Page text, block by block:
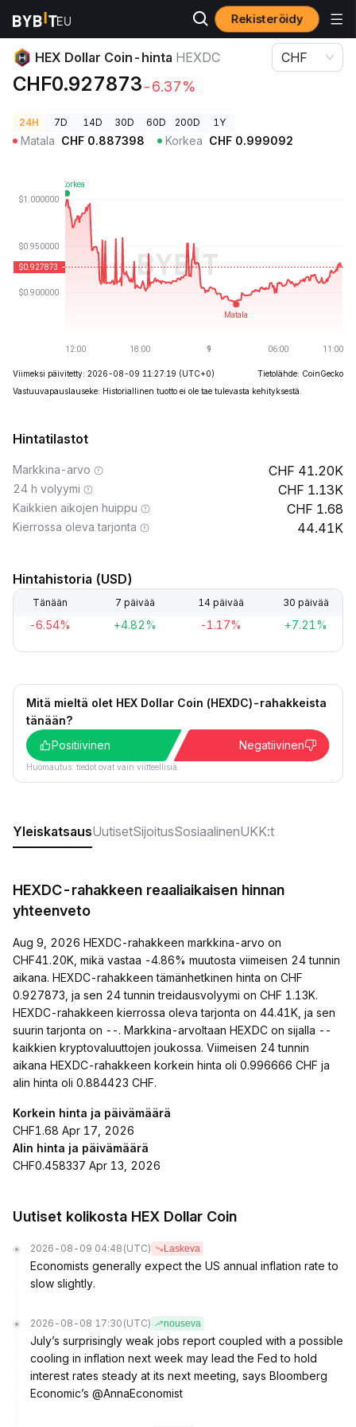
Rekisteröidy
Kryptohinnat HEX Dollar Coin-hinta HEXDC
HEX Dollar Coin-hinta HEXDC
CHF0.927873-6.37%
CHF
24H 7D 14D 30D 60D 200D 1Y
Matala CHF 0.887398 Korkea CHF 0.999092
Viimeksi päivitetty: 2026-08-09 11:27:19 (UTC+0)
Tietolähde: CoinGecko
Vastuuvapauslauseke: Historiallinen tuotto ei ole tae tulevasta kehityksestä.
Hintatilastot
Markkina-arvo 41.20K
24 h volyymi 1.13K
Kaikkien aikojen huippu 1.68
Kierrossa oleva tarjonta 44.41K
Hintahistoria (USD)
Tänään 7 päivää 14 päivää 30 päivää
-6.54% +4.82% -1.17% +7.21%
Mitä mieltä olet HEX Dollar Coin (HEXDC)-rahakkeista
tänään?
Positiivinen
Negatiivinen
Huomautus: tiedot ovat vain viitteellisiä.
YleiskatsausUutisetSijoitusSosiaalinenUKK:t
HEXDC-rahakkeen reaaliaikaisen hinnan
yhteenveto
Aug 9, 2026 HEXDC-rahakkeen markkina-arvo on
CHF41.20K, mikä vastaa -4.86% muutosta viimeisen 24 tunnin
aikana. HEXDC-rahakkeen tämänhetkinen hinta on CHF
0.927873, ja sen 24 tunnin treidausvolyymi on CHF 1.13K.
HEXDC-rahakkeen kierrossa oleva tarjonta on 44.41K, ja sen
suurin tarjonta on --. Markkina-arvoltaan HEXDC on sijalla --
kaikkien kryptovaluuttojen joukossa. Viimeisen 24 tunnin
aikana HEXDC-rahakkeen korkein hinta oli 0.996666 CHF ja
alin hinta oli 0.884423 CHF.
Korkein hinta ja päivämäärä
CHF1.68 Apr 17, 2026
Alin hinta ja päivämäärä
CHF0.458337 Apr 13, 2026
Uutiset kolikosta HEX Dollar Coin
2026-08-09 04:48 (UTC) Laskeva
Economists generally expect the US annual inflation rate to
slow slightly.
2026-08-08 17:30 (UTC) nouseva
July’s surprisingly weak jobs report coupled with a possible
cooling in inflation next week may lead the Fed to hold
interest rates steady at its next meeting, says Bloomberg
Economic’s @AnnaEconomist